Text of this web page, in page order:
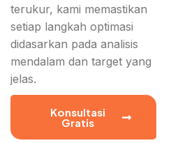
terukur, kami memastikan
setiap langkah optimasi
didasarkan pada analisis
mendalam dan target yang
jelas.
Konsultasi
Gratis